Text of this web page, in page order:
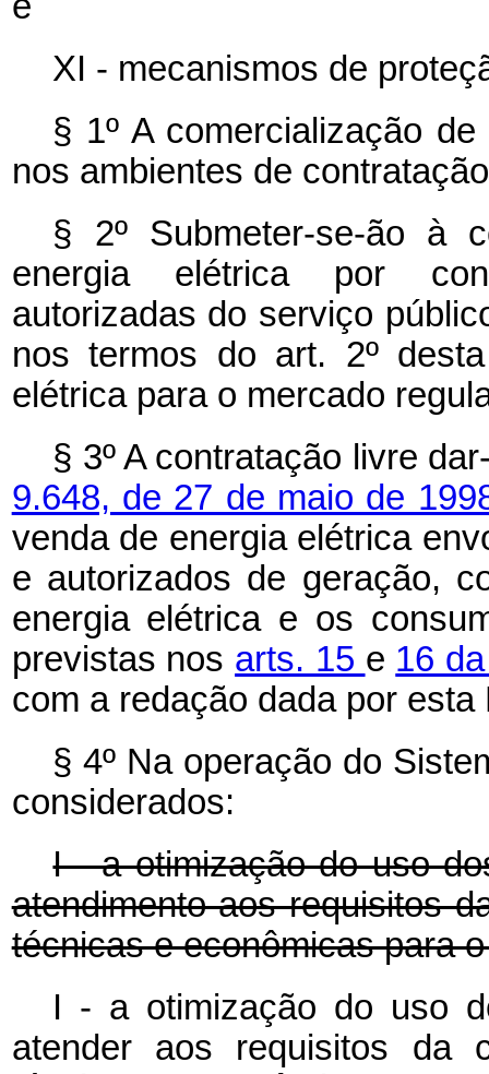
XI - mecanismos de
§ 1º A comercialização
nos ambientes de
§ 2º Submeter-se-ão à
energia elétrica por
autorizadas do serviço
nos termos do art. 2º
elétrica para o mercado
§ 3º A contratação livre
9.648, de 27 de maio de
venda de energia elétrica
e autorizados de geração,
energia elétrica e os
previstas nos arts. 15 e 16
com a redação dada por esta
§ 4º Na operação do
considerados:
I - a otimização do uso
atendimento aos requisitos
técnicas e econômicas para
I - a otimização do uso
atender aos requisitos da